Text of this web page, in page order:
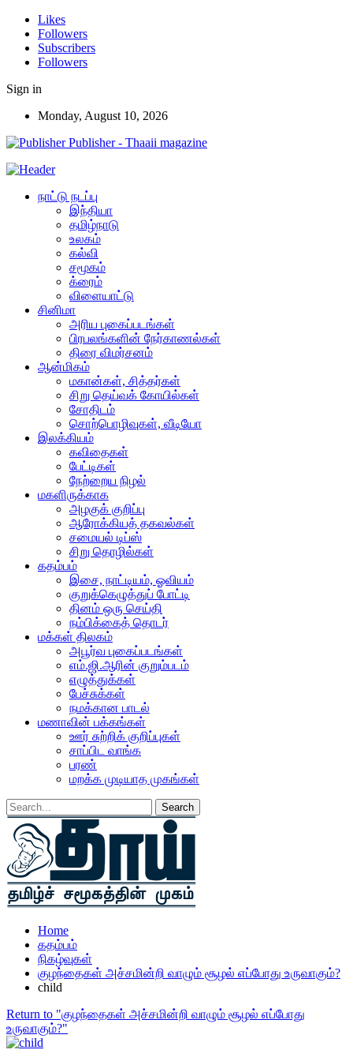
Likes
Followers
Subscribers
Followers
Sign in
Monday, August 10, 2026
Publisher - Thaaii magazine
நாட்டு நடப்பு
இந்தியா
தமிழ்நாடு
உலகம்
கல்வி
சமூகம்
க்ரைம்
விளையாட்டு
சினிமா
அரிய புகைப்படங்கள்
பிரபலங்களின் நேர்காணல்கள்
திரை விமர்சனம்
ஆன்மிகம்
மகான்கள், சித்தர்கள்
சிறு தெய்வக் கோயில்கள்
சோதிடம்
சொற்பொழிவுகள், வீடியோ
இலக்கியம்
கவிதைகள்
பேட்டிகள்
நேற்றைய நிழல்
மகளிருக்காக
அழகுக் குறிப்பு
ஆரோக்கியத் தகவல்கள்
சமையல் டிப்ஸ்
சிறு தொழில்கள்
கதம்பம்
இசை, நாட்டியம், ஓவியம்
குறுக்கெழுத்துப் போட்டி
தினம் ஒரு செய்தி
நம்பிக்கைத் தொடர்
மக்கள் திலகம்
அபூர்வ புகைப்படங்கள்
எம்.ஜி.ஆரின் குறும்படம்
எழுத்துக்கள்
பேச்சுக்கள்
நமக்கான பாடல்
மணாவின் பக்கங்கள்
ஊர் சுற்றிக் குறிப்புகள்
சாப்பிட வாங்க
பரண்
மறக்க முடியாத முகங்கள்
Home
கதம்பம்
நிகழ்வுகள்
குழந்தைகள் அச்சமின்றி வாழும் சூழல் எப்போது உருவாகும்?
child
Return to "குழந்தைகள் அச்சமின்றி வாழும் சூழல் எப்போது
உருவாகும்?"